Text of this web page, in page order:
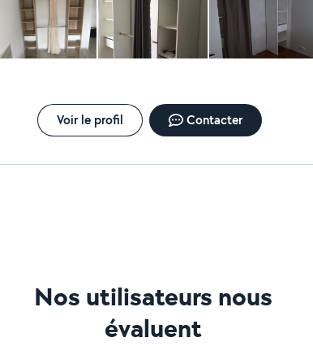
Voir le profil Contacter
Nos utilisateurs nous
évaluent